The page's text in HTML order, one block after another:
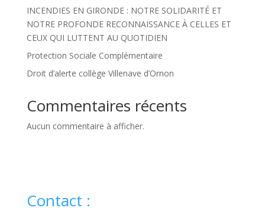
INCENDIES EN GIRONDE : NOTRE SOLIDARITÉ ET
NOTRE PROFONDE RECONNAISSANCE À CELLES ET
CEUX QUI LUTTENT AU QUOTIDIEN
Protection Sociale Complémentaire
Droit d’alerte collège Villenave d’Ornon
Commentaires récents
Aucun commentaire à afficher.
Contact :